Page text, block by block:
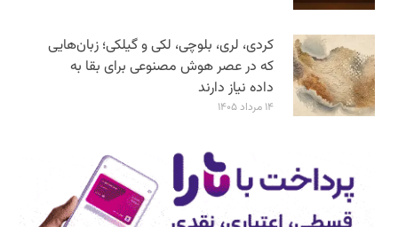
کردی، لری، بلوچی، لکی و گیلکی؛ زبان‌هایی
که در عصر هوش مصنوعی برای بقا به
داده نیاز دارند
۱۴ مرداد ۱۴۰۵